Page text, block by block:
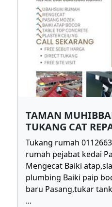
TAMAN
TUKANG CAT
Tukang rumah
rumah pejabat kedai
Mengecat Baiki
plumbing Baiki paip
baru Pasang,tukar
...